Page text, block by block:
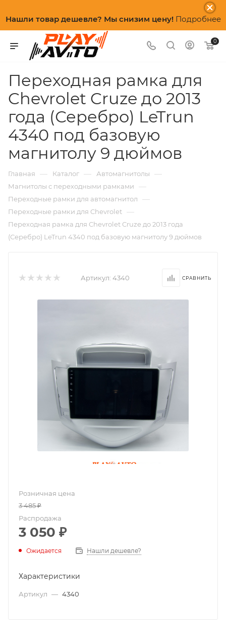
Нашли товар дешевле? Мы снизим цену! Подробнее
0
Переходная рамка для
Chevrolet Cruze до 2013
года (Серебро) LeTrun
4340 под базовую
магнитолу 9 дюймов
Главная — Каталог — Автомагнитолы —
Магнитолы с переходными рамками —
Переходные рамки для автомагнитол —
Переходные рамки для Chevrolet —
Переходная рамка для Chevrolet Cruze до 2013 года
(Серебро) LeTrun 4340 под базовую магнитолу 9 дюймов
Артикул: 4340
Розничная цена
3 485₽
Распродажа
3 050 ₽
Ожидается Нашли дешевле?
Характеристики
Артикул — 4340